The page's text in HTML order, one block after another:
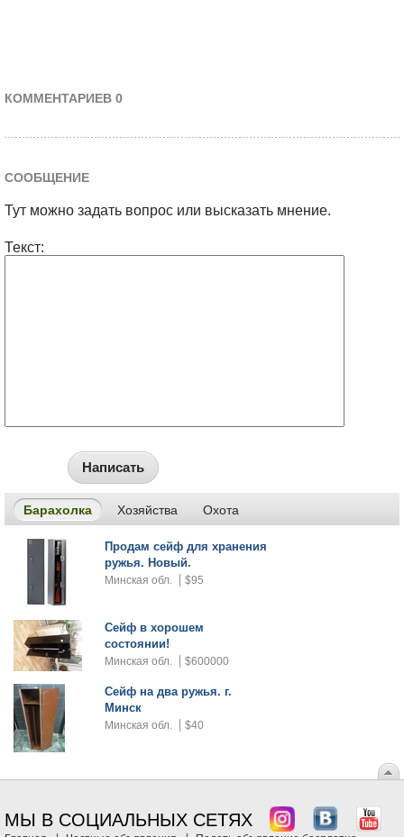
КОММЕНТАРИЕВ 0
СООБЩЕНИЕ
Тут можно задать вопрос или высказать мнение.
Текст:
Написать
Барахолка Хозяйства Охота
Продам сейф для хранения
ружья. Новый.
Минская обл. $95
Сейф в хорошем
состоянии!
Минская обл. $600000
Сейф на два ружья. г.
Минск
Минская обл. $40
МЫ В СОЦИАЛЬНЫХ СЕТЯХ